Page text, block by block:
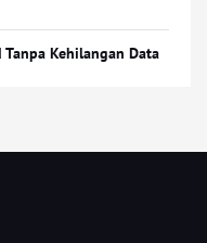
Kehilangan Data